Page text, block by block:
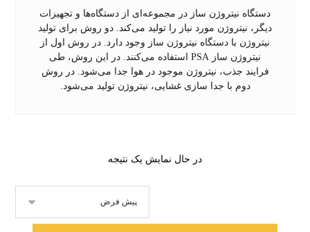
دستگاه نیتروژن ساز در مجموعه‌ای از دستگاه‌ها و تجهیزات
دیگر، نیتروژن مورد نیاز را تولید می‌کند. دو روش برای تولید
نیتروژن با دستگاه نیتروژن ساز وجود دارد. در روش اول از
نیتروژن ساز PSA استفاده می‌کنند. در این روش، طی
فرایند جذب، نیتروژن موجود در هوا جدا می‌شود. در روش
دوم با جدا سازی غشایی، نیتروژن تولید می‌شود.
در حال نمایش یک نتیجه